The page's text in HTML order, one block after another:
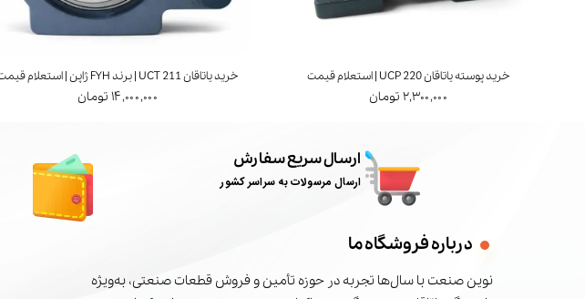
خرید یاتاقان UCT 211 | برند FYH ژاپن | استعلام قیمت
۱۴,۰۰۰,۰۰۰ تومان
خرید پوسته یاتاقان UCP 220 | استعلام قیمت
۲,۳۰۰,۰۰۰ تومان
ارسال سریع سفارش
ارسال مرسولات به سراسر کشور
درباره فروشگاه ما
نوین صنعت با سال‌ها تجربه در حوزه تأمین و فروش قطعات صنعتی، به‌ویژه